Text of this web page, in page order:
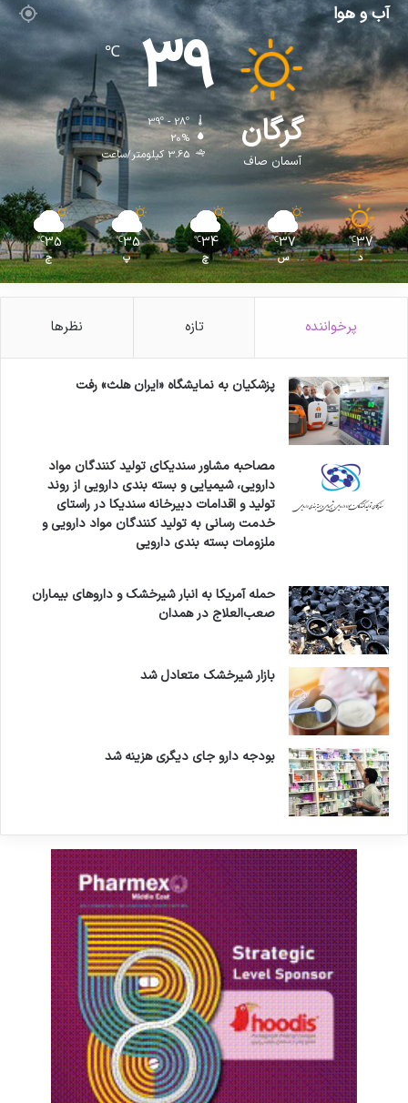
آب و هوا
گرگان
آسمان صاف
39
℃
39º - 28º
20%
3.65 کیلومتر/ساعت
37
℃
د
37
℃
س
34
℃
چ
35
℃
پ
35
℃
ج
پرخواننده تازه نظرها
پزشکیان به نمایشگاه «ایران هلث» رفت
مصاحبه مشاور سندیکای تولید کنندگان مواد
دارویی، شیمیایی و بسته بندی دارویی از روند
تولید و اقدامات دبیرخانه سندیکا در راستای
خدمت رسانی به تولید کنندگان مواد دارویی و
ملزومات بسته بندی دارویی
حمله آمریکا به انبار شیرخشک و داروهای بیماران
صعب‌العلاج در همدان
بازار شیرخشک متعادل شد
بودجه دارو جای دیگری هزینه شد